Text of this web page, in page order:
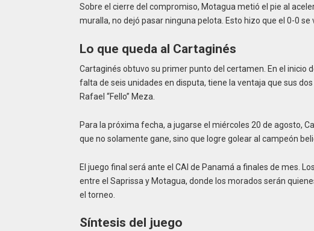
Sobre el cierre del compromiso, Motagua metió el pie al
muralla, no dejó pasar ninguna pelota. Esto hizo que el 0-0
Lo que queda al Cartaginés
Cartaginés obtuvo su primer punto del certamen. En el inicio
falta de seis unidades en disputa, tiene la ventaja que sus
Rafael “Fello” Meza.
Para la próxima fecha, a jugarse el miércoles 20 de agosto,
que no solamente gane, sino que logre golear al campeón
El juego final será ante el CAI de Panamá a finales de mes.
entre el Saprissa y Motagua, donde los morados serán
el torneo.
Síntesis del juego